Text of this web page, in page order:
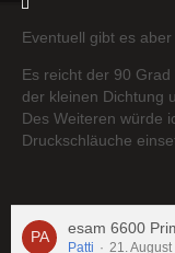
Eventuell gibt es
Es reicht der 90
der kleinen Dichtung
Des Weiteren würde
Druckschläuche
esam 6600
Patti 21.